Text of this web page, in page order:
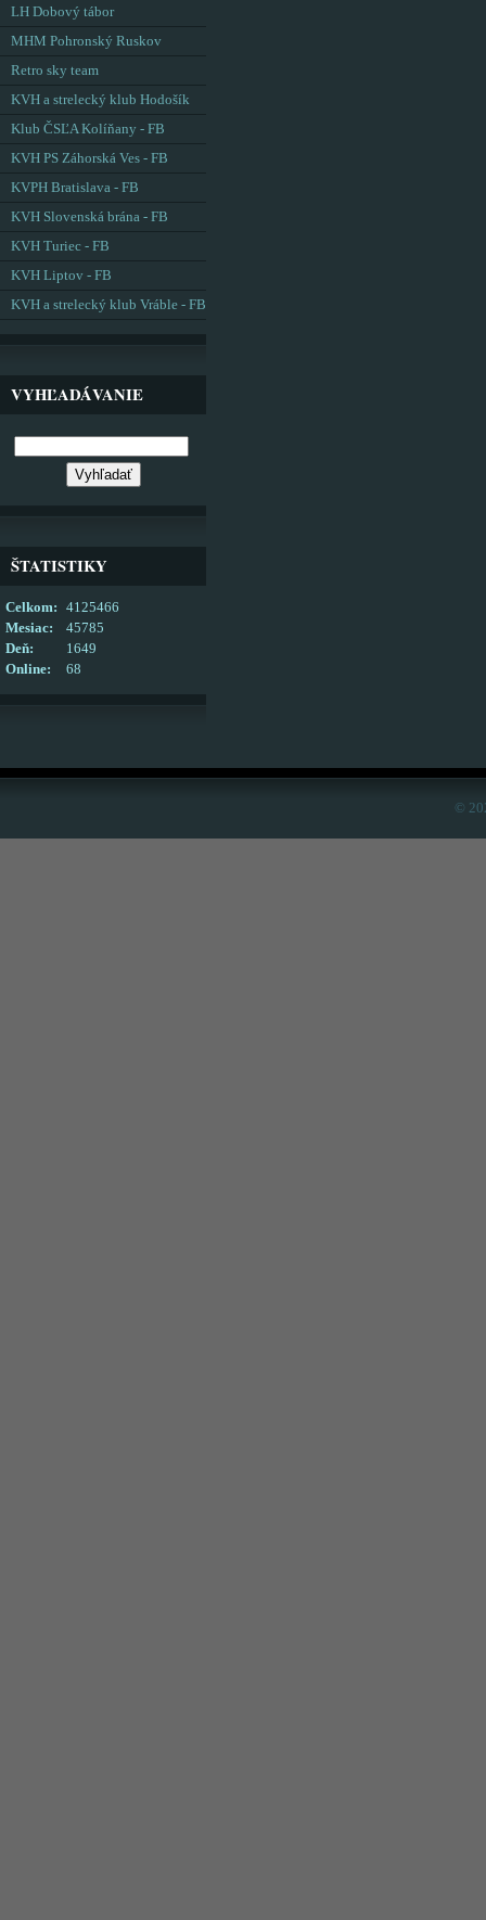
LH Dobový tábor
MHM Pohronský Ruskov
Retro sky team
KVH a strelecký klub Hodošík
Klub ČSĽA Kolíňany - FB
KVH PS Záhorská Ves - FB
KVPH Bratislava - FB
KVH Slovenská brána - FB
KVH Turiec - FB
KVH Liptov - FB
KVH a strelecký klub Vráble - FB
VYHĽADÁVANIE
ŠTATISTIKY
Online: 68
Celkom:
4125466
Mesiac:
45785
Deň:
1649
©